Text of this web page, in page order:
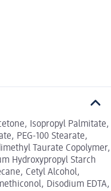
Isopropyl Palmitate,
PEG-100 Stearate,
Taurate Copolymer,
Hydroxypropyl Starch
Cetyl Alcohol,
Disodium EDTA,